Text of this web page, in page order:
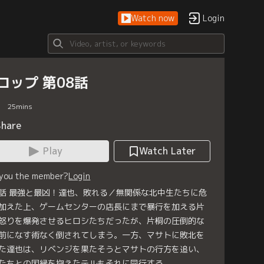
Watch now Login
ップ 第08話
25mins
Play
Watch Later
the member?Login
最強と最凶！達也、敗れる／無関係な北中生たちに危
えた上、ゲームセンターの店長にまで暴行を加える片
りを爆発させるヒロシたちだったが、片桐の圧倒的な
になす術なく倒されてしまう。一方、マサトに敗北を
達也は、リベンジを果たそうとマサトの行方を追い、